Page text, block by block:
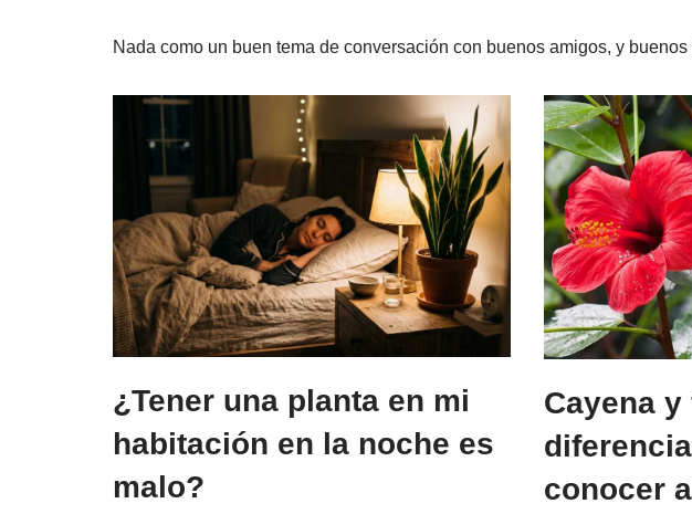
Nada como un buen tema de conversación con buenos amigos, y
¿Tener una planta en mi
habitación en la noche es
malo?
Cayena
conocer